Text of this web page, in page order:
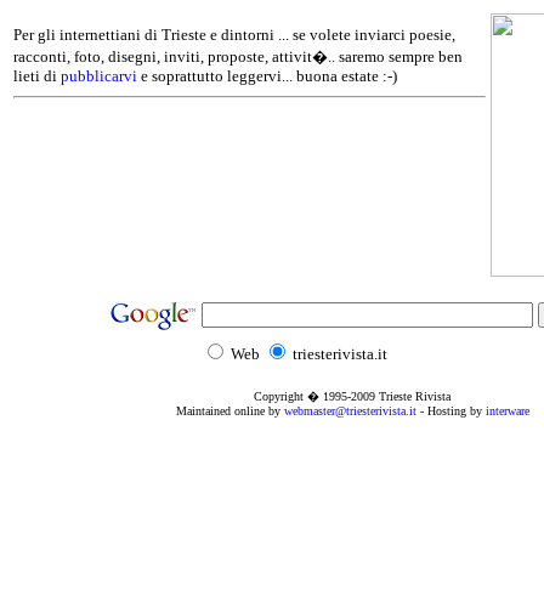
Per gli internettiani di Trieste e dintorni ... se volete inviarci poesie,
racconti, foto, disegni, inviti, proposte, attivit�.. saremo sempre ben
lieti di pubblicarvi e soprattutto leggervi... buona estate :-)
Web triesterivista.it
Copyright � 1995-2009 Trieste Rivista
Maintained online by webmaster@triesterivista.it- Hosting by interware